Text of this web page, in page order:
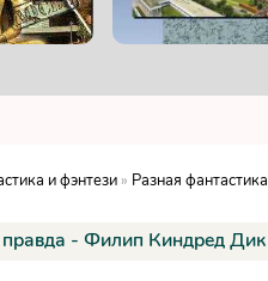
и фэнтези » Разная фантастика
- Филип Киндред Дик